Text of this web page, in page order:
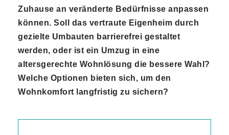
Zuhause an veränderte Bedürfnisse anpassen
können. Soll das vertraute Eigenheim durch
gezielte Umbauten barrierefrei gestaltet
werden, oder ist ein Umzug in eine
altersgerechte Wohnlösung die bessere Wahl?
Welche Optionen bieten sich, um den
Wohnkomfort langfristig zu sichern?